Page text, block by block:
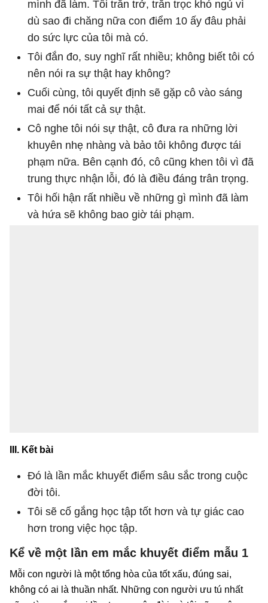
mình đã làm. Tôi trăn trở, trằn trọc khó ngủ vì
dù sao đi chăng nữa con điểm 10 ấy đâu phải
do sức lực của tôi mà có.
Tôi đắn đo, suy nghĩ rất nhiều; không biết tôi có
nên nói ra sự thật hay không?
Cuối cùng, tôi quyết định sẽ gặp cô vào sáng
mai để nói tất cả sự thật.
Cô nghe tôi nói sự thật, cô đưa ra những lời
khuyên nhẹ nhàng và bảo tôi không được tái
phạm nữa. Bên cạnh đó, cô cũng khen tôi vì đã
trung thực nhận lỗi, đó là điều đáng trân trọng.
Tôi hối hận rất nhiều về những gì mình đã làm
và hứa sẽ không bao giờ tái phạm.
III. Kết bài
Đó là lần mắc khuyết điểm sâu sắc trong cuộc
đời tôi.
Tôi sẽ cố gắng học tập tốt hơn và tự giác cao
hơn trong việc học tập.
Kể về một lần em mắc khuyết điểm mẫu 1
Mỗi con người là một tổng hòa của tốt xấu, đúng sai,
không có ai là thuần nhất. Những con người ưu tú nhất